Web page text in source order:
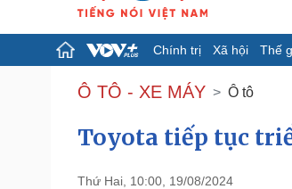
Chính trị Xã hội Thế
Chính trị
Tổ chức nhân sự
Quốc hội
Dự
Giáo
Ô TÔ - XE MÁY Ô tô
Toyota tiếp tục
Thứ Hai, 10:00, 19/08/2024